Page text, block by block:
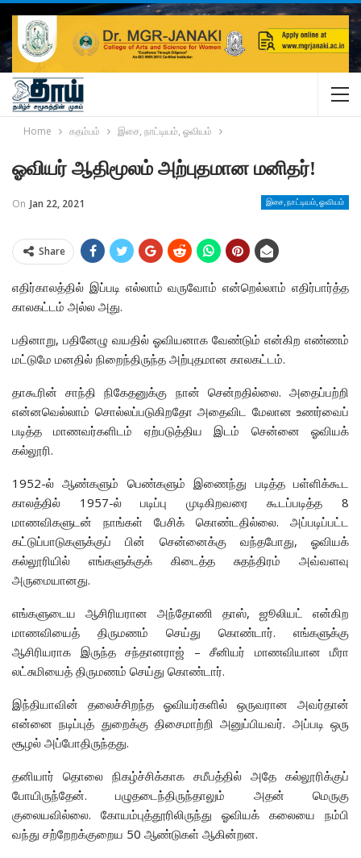
Home கதம்பம் இசை, நாட்டியம், ஓவியம்
ஓவியர் ஆதிமூலம் அற்புதமான மனிதர்!
இசை, நாட்டியம், ஓவியம்
On Jan 22, 2021
Share
எதிர்காலத்தில் இப்படி எல்லாம் வருவோம் என்றெல்லாம் எதிர்பார்த்த
காலகட்டம் அல்ல அது.
பதினாறு, பதினேழு வயதில் ஓவியனாக வேண்டும் என்கிற எண்ணம்
மட்டுமே மனதில் நிறைந்திருந்த அற்புதமான காலகட்டம்.
தாகூரின் சாந்தி நிகேதனுக்கு நான் சென்றதில்லை. அதைப்பற்றி
என்னவெல்லாம் சொல்லப்படுகிறதோ அதைவிட மேலான உணர்வைப்
படித்த மாணவர்களிடம் ஏற்படுத்திய இடம் சென்னை ஓவியக்
கல்லூரி.
1952-ல் ஆண்களும் பெண்களும் இணைந்து படித்த பள்ளிக்கூட
காலத்தில் 1957-ல் படிப்பு முடிகிறவரை கூடப்படித்த 8
மாணவிகளுடன் நாங்கள் பேசிக் கொண்டதில்லை. அப்படிப்பட்ட
கட்டுப்பாடுகளுக்குப் பின் சென்னைக்கு வந்தபோது, ஓவியக்
கல்லூரியில் எங்களுக்குக் கிடைத்த சுதந்திரம் அவ்வளவு
அருமையானது.
எங்களுடைய ஆசிரியரான அந்தோணி தாஸ், ஜூலியட் என்கிற
மாணவியைத் திருமணம் செய்து கொண்டார். எங்களுக்கு
ஆசிரியராக இருந்த சந்தானராஜ் – சீனியர் மாணவியான மீரா
லட்சுமியைத் திருமணம் செய்து கொண்டார்.
இந்தியாவின் தலைச்சிறந்த ஓவியர்களில் ஒருவரான அவர்தான்
என்னை நடிப்புத் துறைக்கு திசைமாற்றி அனுப்பியவர். அப்படி ஒரு
சூழல் அப்போதிருந்தது.
தனியார் தொலை நிகழ்ச்சிக்காக சமீபத்தில் அதே கல்லூரிக்குப்
போயிருந்தேன். பழுதடைந்திருந்தாலும் அதன் மெருகு
குலையவில்லை. கோயம்புத்தூரிலிருந்து ஓவியக் கலையை நம்பி
வந்து சற்றேறக்குறைய 50 ஆண்டுகள் ஆகின்றன.